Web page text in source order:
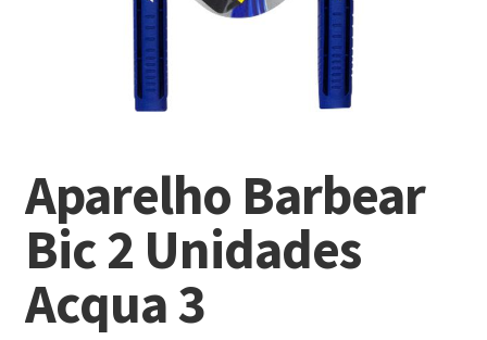
Aparelho Barbear
Bic 2 Unidades
Acqua 3